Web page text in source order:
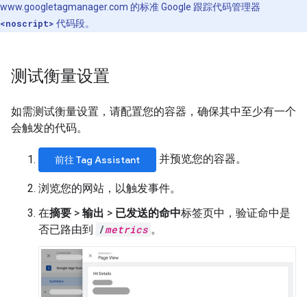
www.googletagmanager.com 的标准 Google 跟踪代码管理器
<noscript> 代码段。
测试衡量设置
如需测试衡量设置，请配置您的容器，确保其中至少有一个
会触发的代码。
前往 Tag Assistant 并预览您的容器。
浏览您的网站，以触发事件。
在摘要 > 输出 > 已发送的命中标签页中，验证命中是
否已路由到
/metrics 。